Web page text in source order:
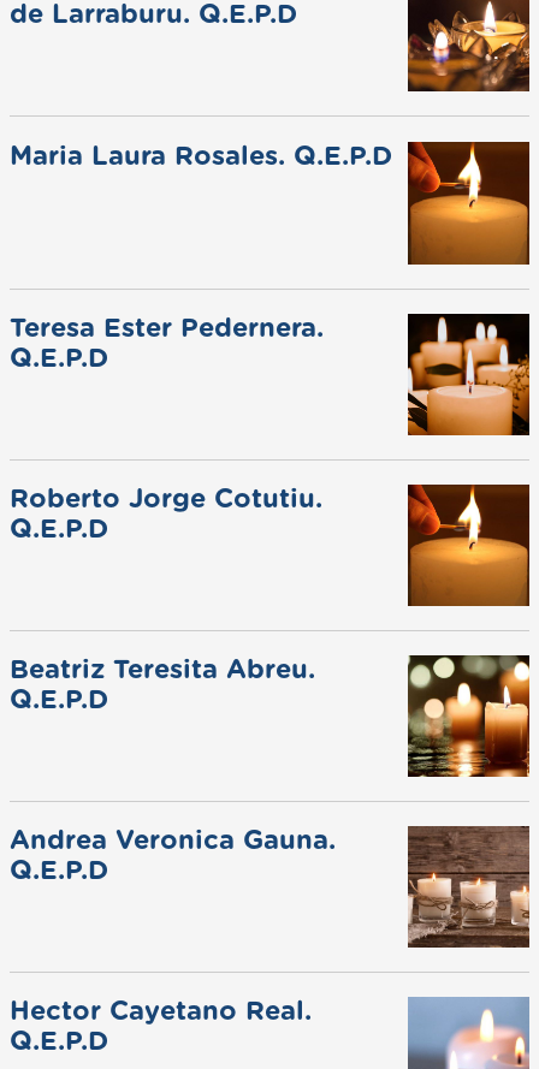
de Larraburu. Q.E.P.D
Maria Laura Rosales. Q.E.P.D
Teresa Ester Pedernera.
Q.E.P.D
Roberto Jorge Cotutiu.
Q.E.P.D
Beatriz Teresita Abreu.
Q.E.P.D
Andrea Veronica Gauna.
Q.E.P.D
Hector Cayetano Real.
Q.E.P.D